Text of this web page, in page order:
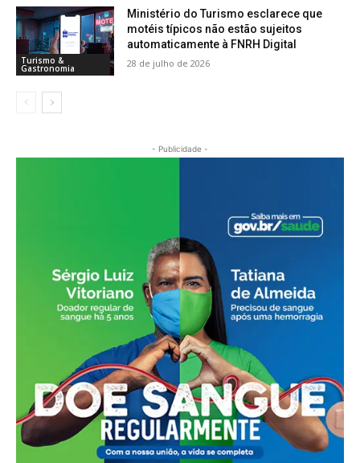
Turismo &
Gastronomia
Ministério do Turismo esclarece que
motéis típicos não estão sujeitos
automaticamente à FNRH Digital
28 de julho de 2026
- Publicidade -